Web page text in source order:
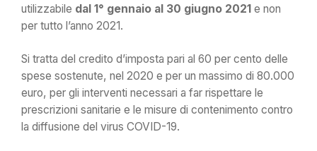
utilizzabile dal 1° gennaio al 30 giugno 2021 e non
per tutto l’anno 2021.
Si tratta del credito d’imposta pari al 60 per cento delle
spese sostenute, nel 2020 e per un massimo di 80.000
euro, per gli interventi necessari a far rispettare le
prescrizioni sanitarie e le misure di contenimento contro
la diffusione del virus COVID-19.